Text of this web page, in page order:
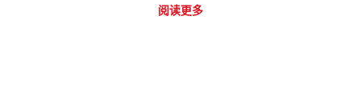
阅读更多